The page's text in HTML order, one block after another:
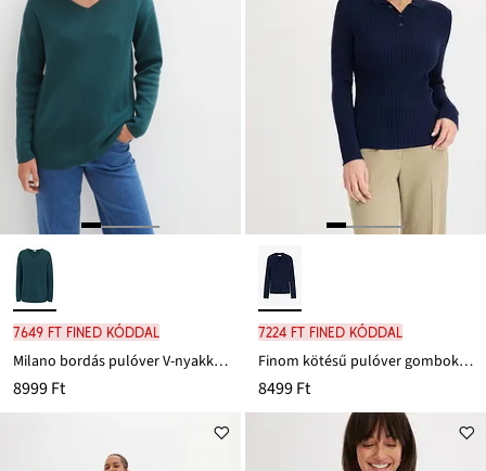
7649 Ft FINED kóddal
Milano bordás pulóver V-nyakkivágással
8999 Ft
7224 Ft FINED kóddal
Finom kötésű pulóver gombokkal
8499 Ft